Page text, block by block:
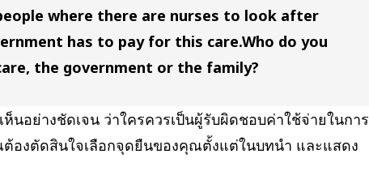
where there are nurses to look after
has to pay for this care.Who do you
the government or the family?
อย่างชัดเจน ว่าใครควรเป็นผู้รับผิดชอบค่าใช้จ่ายในการ
องตัดสินใจเลือกจุดยืนของคุณตั้งแต่ในบทนำ และแสดง